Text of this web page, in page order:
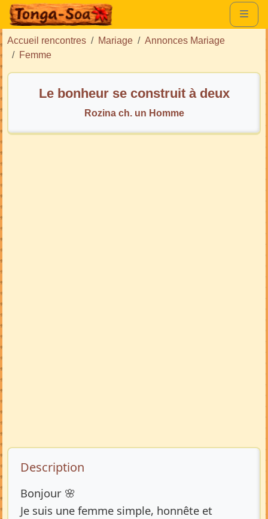
Accueil rencontres Mariage
Annonces Mariage
Femme
Le bonheur se construit à deux
Rozina ch. un Homme
Description de l’annonce
Description
Bonjour 🌸
Je suis une femme simple, honnête et